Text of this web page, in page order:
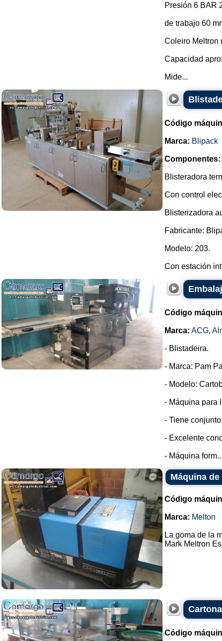
Presión 6 BAR
de trabajo 60
Coleiro Meltron
Capacidad
Mide...
Código
Marca: Blipack
Componentes:
Blisteradora
Con control
Blisterizadora
Fabricante:
Modelo: 203.
Con estación
Código
Marca: ACG,
- Blistadeira.
- Marca: Pam
- Modelo:
- Máquina para
- Tiene
- Excelente
- Máquina
Máquina
Código
Marca: Melton
La goma de la
Mark Meltron
Código